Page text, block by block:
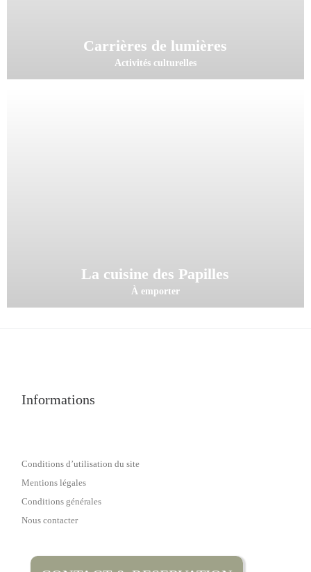
Carrières de lumières
Activités culturelles
La cuisine des Papilles
À emporter
Informations
Conditions d’utilisation du site
Mentions légales
Conditions générales
Nous contacter